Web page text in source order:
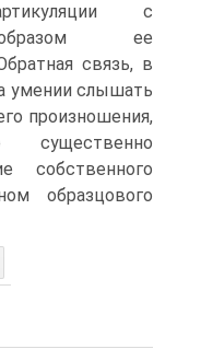
с
ее
связь, в
умении слышать
произношения,
собственного
образцового